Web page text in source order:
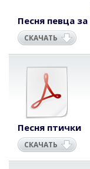
Песня певца
СКАЧАТЬ
Песня птички
СКАЧАТЬ